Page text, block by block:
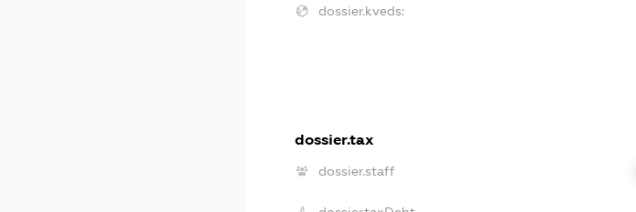
dossier.kveds:
dossier.tax
dossier.staff